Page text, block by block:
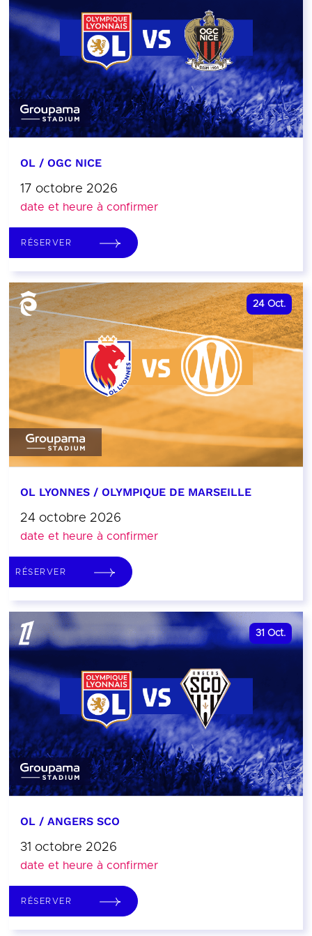
OL / OGC NICE
17 octobre 2026
date et heure à confirmer
RÉSERVER
24 Oct.
OL LYONNES / OLYMPIQUE DE MARSEILLE
24 octobre 2026
date et heure à confirmer
RÉSERVER
31 Oct.
OL / ANGERS SCO
31 octobre 2026
date et heure à confirmer
RÉSERVER